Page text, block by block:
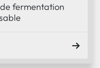
fermentation